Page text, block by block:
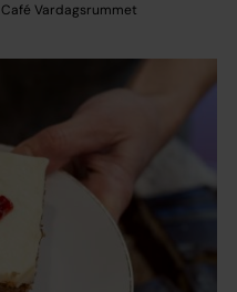
Café Vardagsrummet